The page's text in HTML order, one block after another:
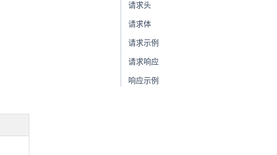
请求头
请求体
请求示例
请求响应
响应示例